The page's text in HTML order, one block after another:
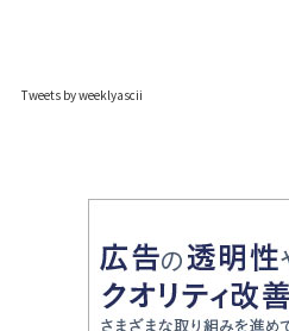
Tweets by weeklyascii